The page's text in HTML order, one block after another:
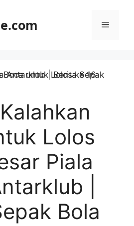
Menu
Lolos
Piala
|
Bola